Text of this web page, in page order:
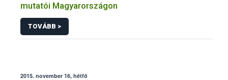
mutatói Magyarországon
TOVÁBB >
2015. november 16, hétfő